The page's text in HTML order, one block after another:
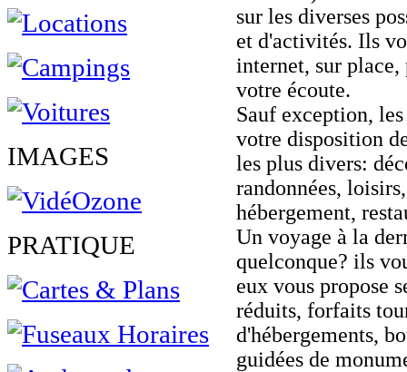
IMAGES
PRATIQUE
sur les diverses
et d'activités. Ils
internet, sur place,
votre écoute.
Sauf exception,
votre disposition
les plus divers:
randonnées,
hébergement,
Un voyage à la
quelconque? ils
eux vous propose
réduits, forfaits
d'hébergements,
guidées de